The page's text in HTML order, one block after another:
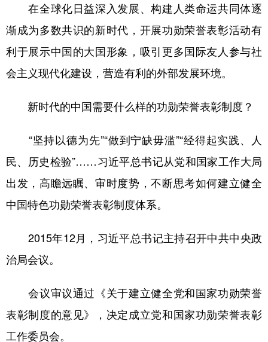
在全球化日益深入发展、构建人类命运共同体逐
渐成为多数共识的新时代，开展功勋荣誉表彰活动有
利于展示中国的大国形象，吸引更多国际友人参与社
会主义现代化建设，营造有利的外部发展环境。
新时代的中国需要什么样的功勋荣誉表彰制度？
“坚持以德为先”“做到宁缺毋滥”“经得起实践、人
民、历史检验”……习近平总书记从党和国家工作大局
出发，高瞻远瞩、审时度势，不断思考如何建立健全
中国特色功勋荣誉表彰制度体系。
2015年12月，习近平总书记主持召开中共中央政
治局会议。
会议审议通过《关于建立健全党和国家功勋荣誉
表彰制度的意见》，决定成立党和国家功勋荣誉表彰
工作委员会。